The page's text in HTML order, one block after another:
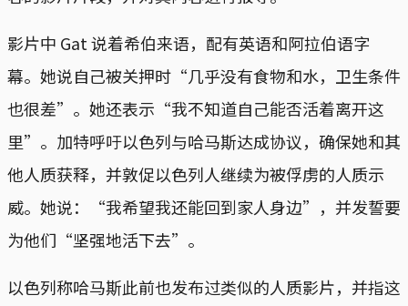
影片中 Gat 说着希伯来语，配有英语和阿拉伯语字
幕。她说自己被关押时“几乎没有食物和水，卫生条件
也很差”。她还表示“我不知道自己能否活着离开这
里”。加特呼吁以色列与哈马斯达成协议，确保她和其
他人质获释，并敦促以色列人继续为被俘虏的人质示
威。她说：“我希望我还能回到家人身边”，并发誓要
为他们“坚强地活下去”。
以色列称哈马斯此前也发布过类似的人质影片，并指这